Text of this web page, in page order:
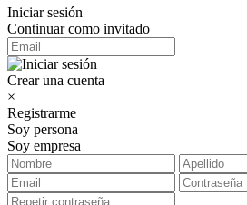
Iniciar sesión
Continuar como invitado
Crear una cuenta
×
Registrarme
Soy persona
Soy empresa